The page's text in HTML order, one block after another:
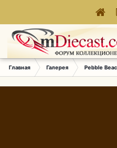
Главная Галерея Pebble